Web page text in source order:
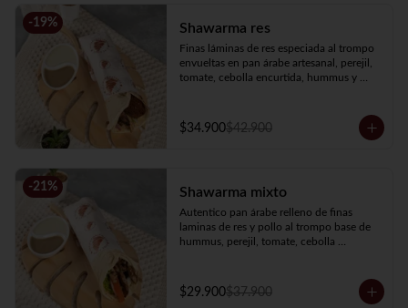
-19% Shawarma res
Finas láminas de res especiada al trompo
envueltas en pan árabe artesanal, perejil,
tomate, cebolla encurtida, hummus y
$34.900$42.900
-21% Shawarma mixto
Autentico pan árabe relleno de finas
laminas de res y pollo al trompo base de
hummus, perejil, tomate, cebolla
$29.900$37.900